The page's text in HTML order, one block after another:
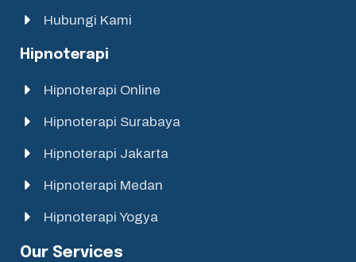
Hubungi Kami
Hipnoterapi
Hipnoterapi Online
Hipnoterapi Surabaya
Hipnoterapi Jakarta
Hipnoterapi Medan
Hipnoterapi Yogya
Our Services